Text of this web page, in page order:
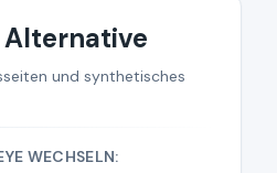
und synthetisches
WECHSELN: